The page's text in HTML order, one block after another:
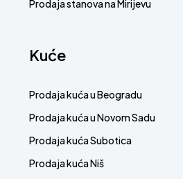
Prodaja stanova na Mirijevu
Kuće
Prodaja kuća u Beogradu
Prodaja kuća u Novom Sadu
Prodaja kuća Subotica
Prodaja kuća Niš